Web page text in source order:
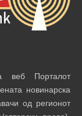
веб Порталот
новинарска
од регионот